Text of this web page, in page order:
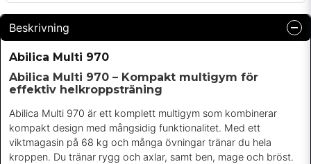
Beskrivning
Abilica Multi 970
Abilica Multi 970 – Kompakt multigym för
effektiv helkroppsträning
Abilica Multi 970 är ett komplett multigym som kombinerar
kompakt design med mångsidig funktionalitet. Med ett
viktmagasin på 68 kg och många övningar tränar du hela
kroppen. Du tränar rygg och axlar, samt ben, mage och bröst.